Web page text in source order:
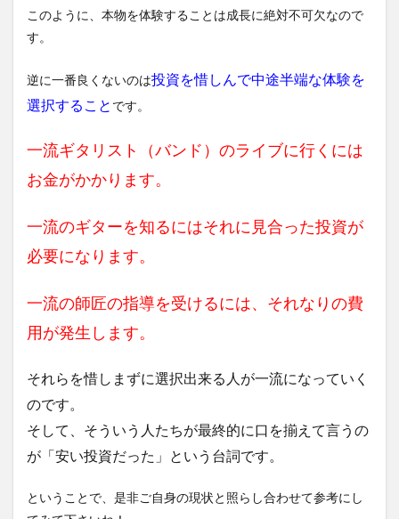
このように、本物を体験することは成長に絶対不可欠なので
す。
逆に一番良くないのは投資を惜しんで中途半端な体験を
選択すること です。
一流ギタリスト（バンド）のライブに行くには
お金がかかります。
一流のギターを知るにはそれに見合った投資が
必要になります。
一流の師匠の指導を受けるには、それなりの費
用が発生します。
それらを惜しまずに選択出来る人が一流になっていく
のです。
そして、そういう人たちが最終的に口を揃えて言うの
が「安い投資だった」という台詞です。
ということで、是非ご自身の現状と照らし合わせて参考にし